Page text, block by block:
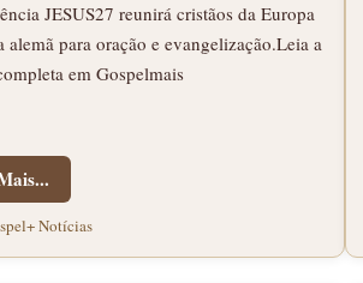
JESUS27 reunirá cristãos da Europa
alemã para oração e evangelização.Leia a
em Gospelmais
Notícias